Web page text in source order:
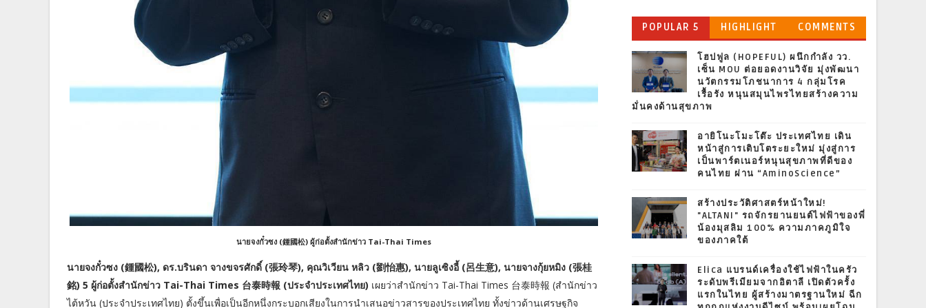
นายจงกั๋วซง (鍾國松) ผู้ก่อตั้งสำนักข่าว Tai-Thai Times
นายจงกั๋วซง (鍾國松), ดร.บรินดา จางขจรศักดิ์ (張玲琴), คุณวิเวียน หลิว (劉怡惠), นายลูเซิงอี้ (呂生意), นายจางกุ้ยหมิง (張桂
銘) 5 ผู้ก่อตั้งสำนักข่าว Tai-Thai Times 台泰時報 (ประจำประเทศไทย) เผยว่าสำนักข่าว Tai-Thai Times 台泰時報 (สำนักข่าว
ไต้หวัน (ประจำประเทศไทย) ตั้งขึ้นเพื่อเป็นอีกหนึ่งกระบอกเสียงในการนำเสนอข่าวสารของประเทศไทย ทั้งข่าวด้านเศรษฐกิจ
POPULAR 5 HIGHLIGHT COMMENTS
โฮปฟูล (HOPEFUL) ผนึกกำลัง วว.
เซ็น MOU ต่อยอดงานวิจัย มุ่งพัฒนา
นวัตกรรมโภชนาการ 4 กลุ่มโรค
เรื้อรัง หนุนสมุนไพรไทยสร้างความ
มั่นคงด้านสุขภาพ
อายิโนะโมะโต๊ะ ประเทศไทย เดิน
หน้าสู่การเติบโตระยะใหม่ มุ่งสู่การ
เป็นพาร์ตเนอร์หนุนสุขภาพที่ดีของ
คนไทย ผ่าน “AminoScience”
สร้างประวัติศาสตร์หน้าใหม่!
"ALTANI" รถจักรยานยนต์ไฟฟ้าของพี่
น้องมุสลิม 100% ความภาคภูมิใจ
ของภาคใต้
Elica แบรนด์เครื่องใช้ไฟฟ้าในครัว
ระดับพรีเมียมจากอิตาลี เปิดตัวครั้ง
แรกในไทย ผู้สร้างมาตรฐานใหม่ ฉีก